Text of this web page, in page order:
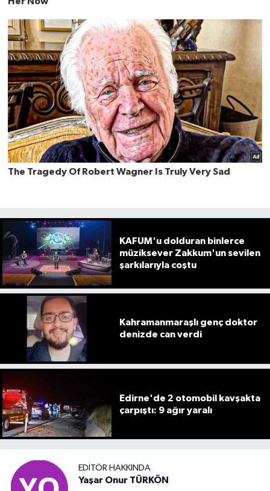
KAFUM'u dolduran binlerce
müziksever Zakkum'un sevilen
şarkılarıyla coştu
Kahramanmaraşlı genç doktor
denizde can verdi
Edirne'de 2 otomobil kavşakta
çarpıştı: 9 ağır yaralı
EDITÖR HAKKINDA
Yaşar Onur TÜRKÖN